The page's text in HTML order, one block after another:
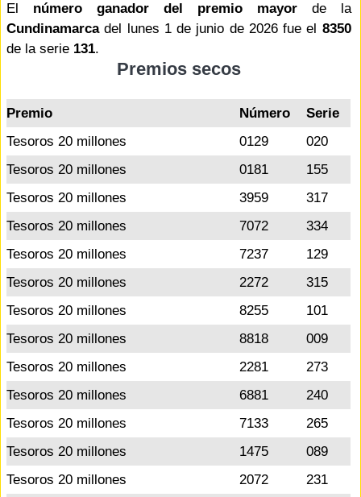
El número ganador del premio mayorde la
Cundinamarcadel lunes 1 de junio de 2026 fue el 8350
de la serie 131.
Premios secos
Premio Número
Serie
Tesoros 20 millones
0129
020
Tesoros 20 millones
0181
155
Tesoros 20 millones
3959
317
Tesoros 20 millones
7072
334
Tesoros 20 millones
7237
129
Tesoros 20 millones
2272
315
Tesoros 20 millones
8255
101
Tesoros 20 millones
8818
009
Tesoros 20 millones
2281
273
Tesoros 20 millones
6881
240
Tesoros 20 millones
7133
265
Tesoros 20 millones
1475
089
Tesoros 20 millones
2072
231